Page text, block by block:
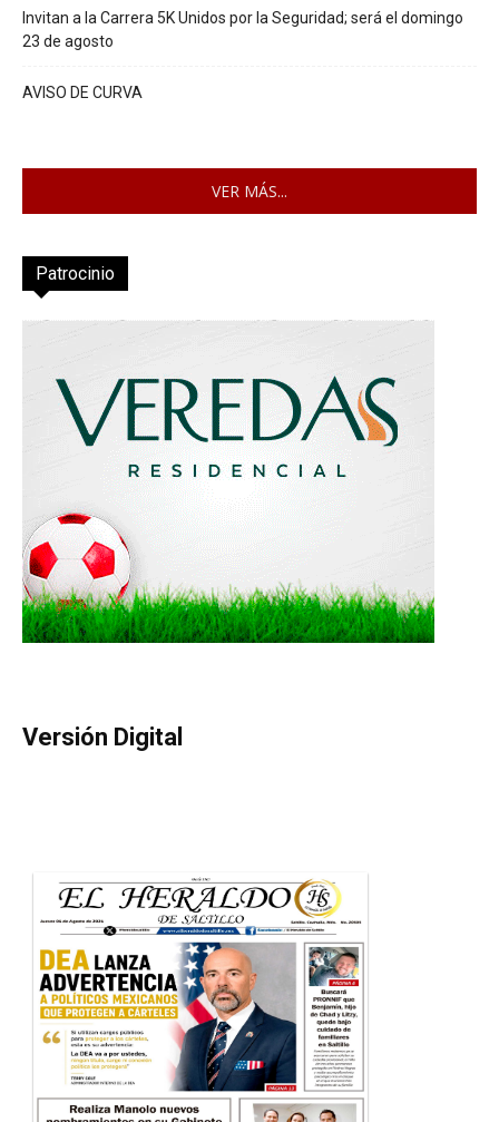
Invitan a la Carrera 5K Unidos por la Seguridad; será el domingo
23 de agosto
AVISO DE CURVA
VER MÁS...
Patrocinio
Versión Digital